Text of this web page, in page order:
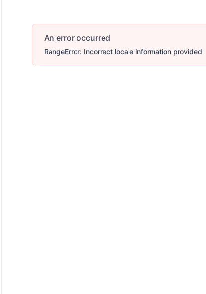
An error occurred
RangeError: Incorrect locale information provided